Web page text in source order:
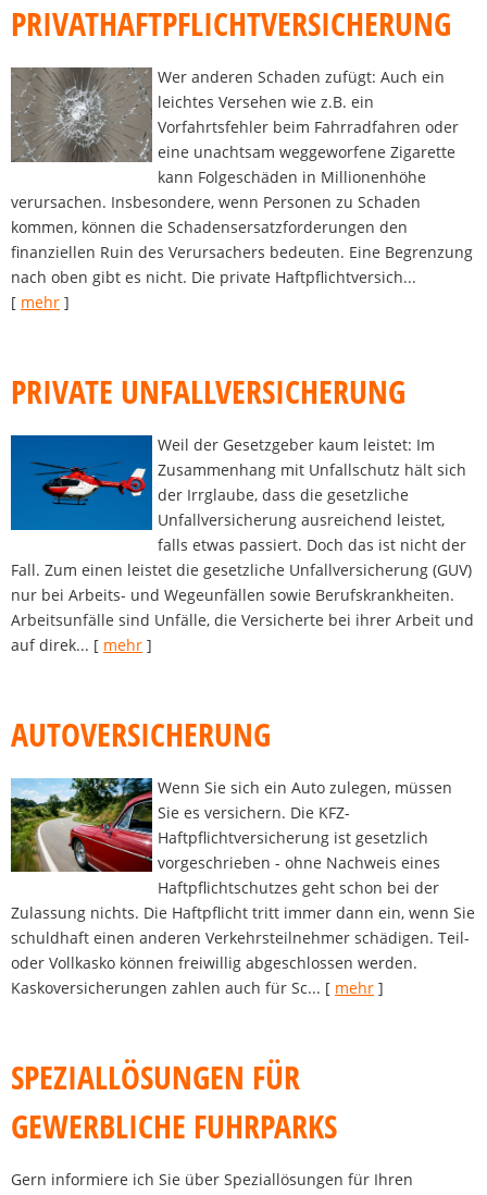
PRIVATHAFTPFLICHTVERSICHERUNG
Wer anderen Schaden zufügt: Auch ein
leichtes Versehen wie z.B. ein
Vorfahrtsfehler beim Fahrradfahren oder
eine unachtsam weggeworfene Zigarette
kann Folgeschäden in Millionenhöhe
verursachen. Insbesondere, wenn Personen zu Schaden
kommen, können die Schadensersatzforderungen den
finanziellen Ruin des Verursachers bedeuten. Eine Begrenzung
nach oben gibt es nicht. Die private Haftpflichtversich...
[ mehr ]
PRIVATE UNFALLVERSICHERUNG
Weil der Gesetzgeber kaum leistet: Im
Zusammenhang mit Unfallschutz hält sich
der Irrglaube, dass die gesetzliche
Unfallversicherung ausreichend leistet,
falls etwas passiert. Doch das ist nicht der
Fall. Zum einen leistet die gesetzliche Unfallversicherung (GUV)
nur bei Arbeits- und Wegeunfällen sowie Berufskrankheiten.
Arbeitsunfälle sind Unfälle, die Versicherte bei ihrer Arbeit und
auf direk... [ mehr ]
AUTOVERSICHERUNG
Wenn Sie sich ein Auto zulegen, müssen
Sie es versichern. Die KFZ-
Haftpflichtversicherung ist gesetzlich
vorgeschrieben - ohne Nachweis eines
Haftpflichtschutzes geht schon bei der
Zulassung nichts. Die Haftpflicht tritt immer dann ein, wenn Sie
schuldhaft einen anderen Verkehrsteilnehmer schädigen. Teil-
oder Vollkasko können freiwillig abgeschlossen werden.
Kaskoversicherungen zahlen auch für Sc... [ mehr ]
SPEZIALLÖSUNGEN FÜR
GEWERBLICHE FUHRPARKS
Gern informiere ich Sie über Speziallösungen für Ihren